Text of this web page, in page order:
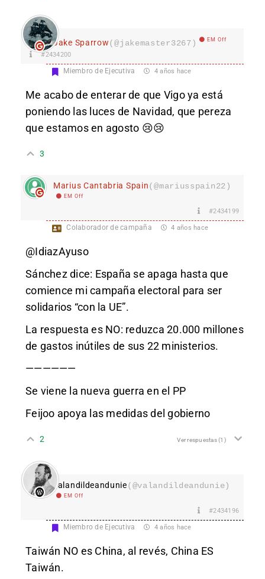
Jake Sparrow(@jakemaster3267) EM Off
#2434200
Miembro de Ejecutiva 4 años hace
Me acabo de enterar de que Vigo ya está
poniendo las luces de Navidad, que pereza
que estamos en agosto 😢😢
3
Marius Cantabria Spain(@mariusspain22)
EM Off
#2434199
Colaborador de campaña 4 años hace
@IdiazAyuso
Sánchez dice: España se apaga hasta que
comience mi campaña electoral para ser
solidarios “con la UE”.
La respuesta es NO: reduzca 20.000 millones
de gastos inútiles de sus 22 ministerios.
——————
Se viene la nueva guerra en el PP
Feijoo apoya las medidas del gobierno
2 Ver respuestas(1)
valandildeandunie(@valandildeandunie)
EM Off
#2434196
Miembro de Ejecutiva 4 años hace
Taiwán NO es China, al revés, China ES
Taiwán.